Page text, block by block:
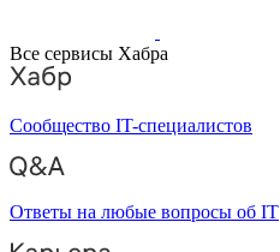
Все сервисы Хабра
Сообщество IT-специалистов
Ответы на любые вопросы об IT